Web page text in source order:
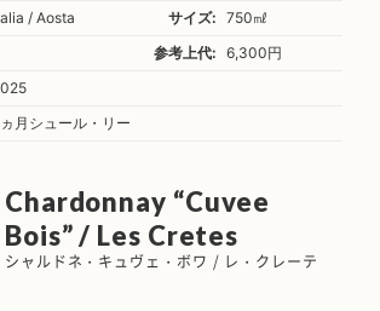
/ Aosta サイズ:
750㎖
参考上代:
6,300円
月シュール・リー
Chardonnay “Cuvee
Bois” / Les Cretes
シャルドネ・キュヴェ・ボワ / レ・クレーテ